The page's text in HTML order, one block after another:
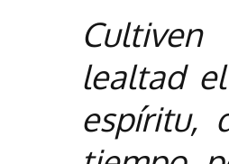
lealtad
espíritu,